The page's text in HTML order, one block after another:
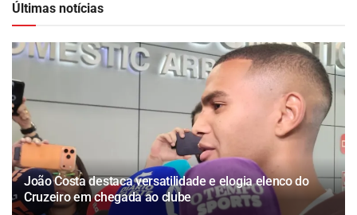
Últimas notícias
João Costa destaca versatilidade e elogia elenco do
Cruzeiro em chegada ao clube